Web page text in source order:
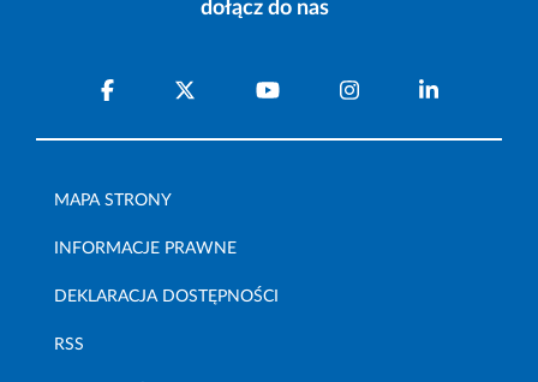
dołącz do nas
MAPA STRONY
INFORMACJE PRAWNE
DEKLARACJA DOSTĘPNOŚCI
RSS